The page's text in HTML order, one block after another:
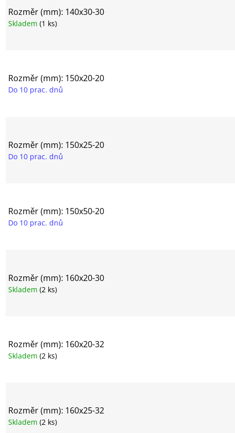
Rozměr (mm): 140x30-30
Skladem (1 ks)
Rozměr (mm): 150x20-20
Do 10 prac. dnů
Rozměr (mm): 150x25-20
Do 10 prac. dnů
Rozměr (mm): 150x50-20
Do 10 prac. dnů
Rozměr (mm): 160x20-30
Skladem (2 ks)
Rozměr (mm): 160x20-32
Skladem (2 ks)
Rozměr (mm): 160x25-32
Skladem (2 ks)